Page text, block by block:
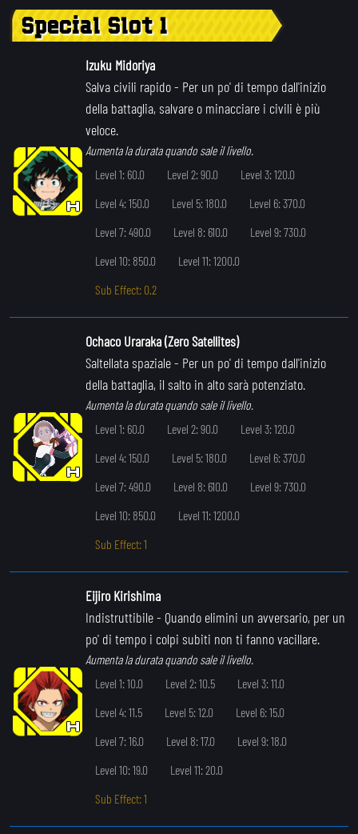
Special Slot 1
Izuku Midoriya
Salva civili rapido- Per un po' di tempo dall'inizio
della battaglia, salvare o minacciare i civili è più
veloce.
Aumenta la durata quando sale il livello.
Level 1: 60.0
Level 2: 90.0
Level 3: 120.0
Level 4: 150.0
Level 5: 180.0
Level 6: 370.0
Level 7: 490.0
Level 8: 610.0
Level 9: 730.0
Level 10: 850.0
Level 11: 1200.0
Sub Effect: 0.2
Ochaco Uraraka (Zero Satellites)
Saltellata spaziale- Per un po' di tempo dall'inizio
della battaglia, il salto in alto sarà potenziato.
Aumenta la durata quando sale il livello.
Level 1: 60.0
Level 2: 90.0
Level 3: 120.0
Level 4: 150.0
Level 5: 180.0
Level 6: 370.0
Level 7: 490.0
Level 8: 610.0
Level 9: 730.0
Level 10: 850.0
Level 11: 1200.0
Sub Effect: 1
Eijiro Kirishima
Indistruttibile- Quando elimini un avversario, per un
po' di tempo i colpi subiti non ti fanno vacillare.
Aumenta la durata quando sale il livello.
Level 1: 10.0
Level 2: 10.5
Level 3: 11.0
Level 4: 11.5
Level 5: 12.0
Level 6: 15.0
Level 7: 16.0
Level 8: 17.0
Level 9: 18.0
Level 10: 19.0
Level 11: 20.0
Sub Effect: 1